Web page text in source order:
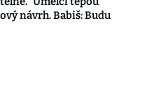
návrh. Babiš: Budu